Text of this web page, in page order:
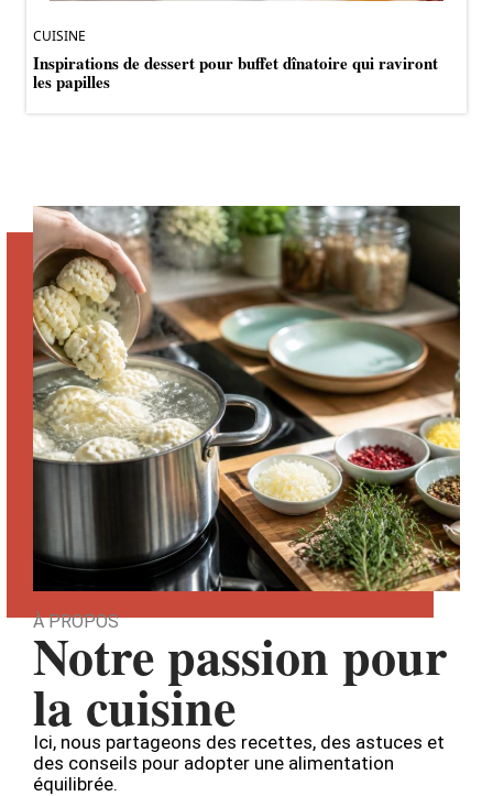
CUISINE
Inspirations de dessert pour buffet dînatoire qui raviront
les papilles
À PROPOS
Notre passion pour
la cuisine
Ici, nous partageons des recettes, des astuces et
des conseils pour adopter une alimentation
équilibrée.